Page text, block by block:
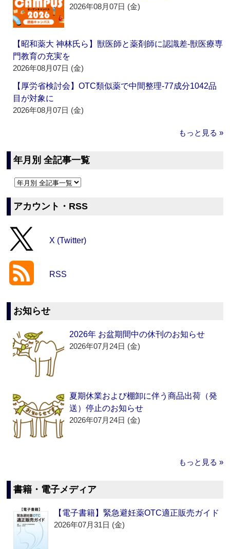
2026年08月07日 (金)
【昭和薬大 神林氏ら】獣医師と薬剤師に認識差‐獣医療専
門教育の充実を
2026年08月07日 (金)
【厚労省検討会】OTC類似薬で中間整理‐77成分1042品
目が対象に
2026年08月07日 (金)
もっと見る »
年月別 全記事一覧
アカウント・RSS
X (Twitter)
RSS
お知らせ
2026年 お盆期間中の休刊のお知らせ
2026年07月24日 (金)
夏期休業および棚卸に伴う商品出荷（発
送）停止のお知らせ
2026年07月24日 (金)
もっと見る »
書籍・電子メディア
【電子書籍】緊急避妊薬OTC適正販売ガイド
2026年07月31日 (金)